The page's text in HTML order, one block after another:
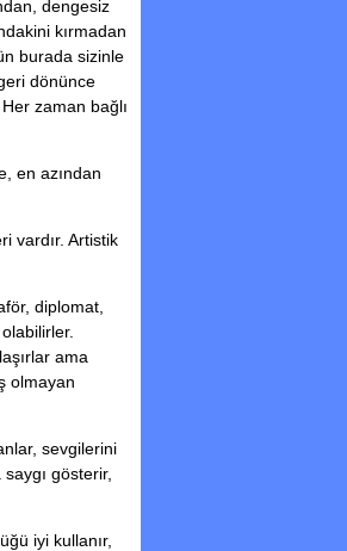
dengesiz
kırmadan
burada sizinle
dönünce
zaman bağlı
en azından
vardır. Artistik
diplomat,
ama
olmayan
sevgilerini
gösterir,
iyi kullanır,